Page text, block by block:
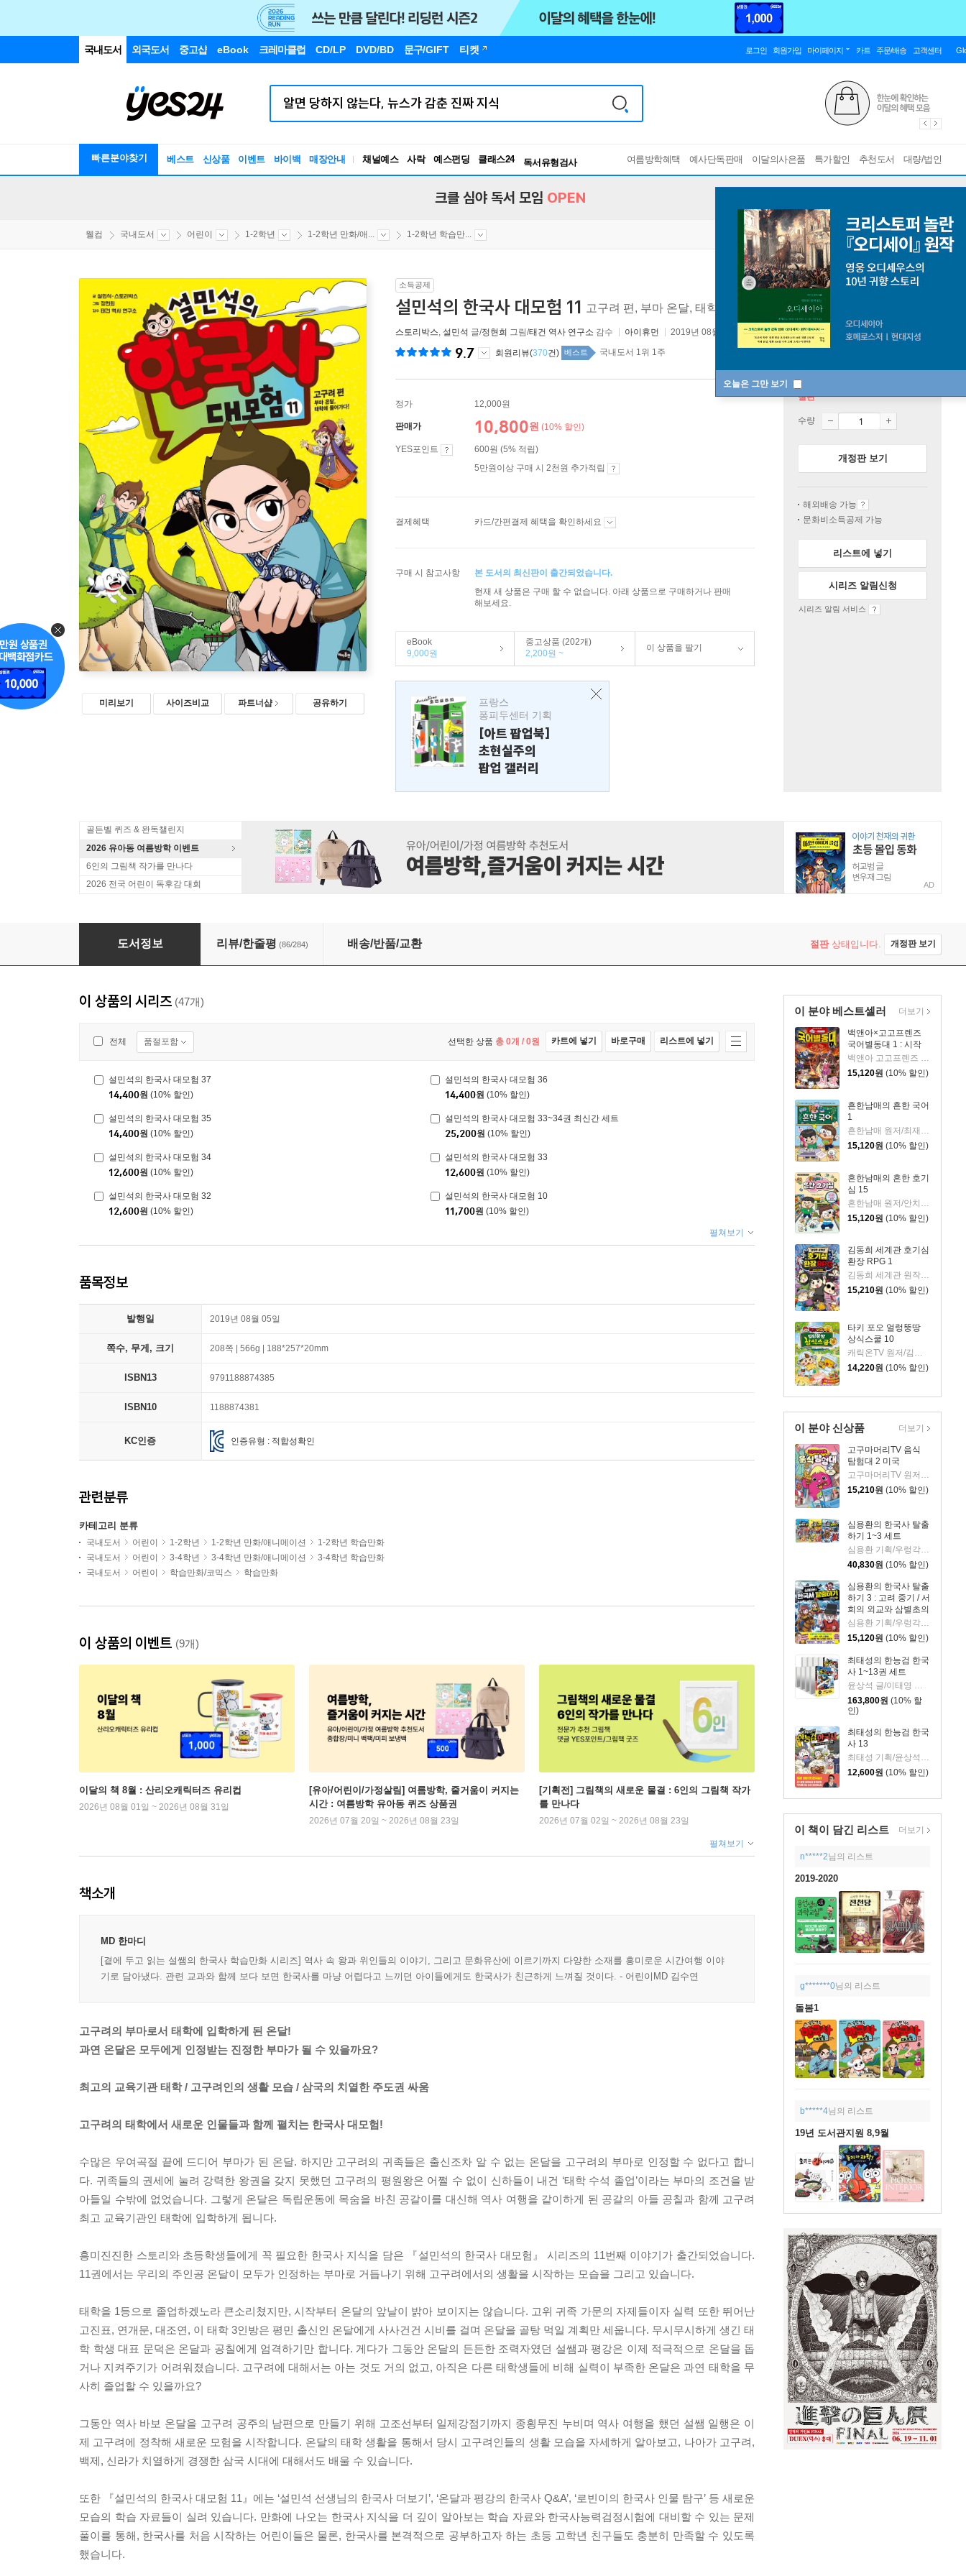
국내도서 외국도서 중고샵 eBook 크레마클럽 CD/LP DVD/BD 문구/GIFT 티켓 로그인 회원가입 마이페이지 카트 주문/배송 고객센터
빠른분야찾기 베스트 신상품 이벤트 바이백 매장안내 채널예스 사락 예스펀딩 클래스24
독서유형검사
RBTI Lab
여름방학혜택 예사단독판매 이달의사은품 특가할인 추천도서 대량/법인
오늘은 그만 보기
크클 심야 독서 모임 OPEN
웰컴 국내도서 어린이 1-2학년 1-2학년 만화/애... 1-2학년 학습만...
미리보기 사이즈비교 파트너샵 공유하기
소득공제
설민석의 한국사 대모험 11 고구려 편, 부마 온달, 태학에 들어가다! [ 친필사인인쇄본 ]
스토리박스, 설민석 글/정현희 그림/태건 역사 연구소 감수 아이휴먼 2019년 08월 05일
9.7 회원리뷰(370건) 베스트 국내도서 1위 1주
정가 12,000원
판매가 10,800원 (10% 할인)
YES포인트
600원 (5% 적립)
5만원이상 구매 시 2천원 추가적립
결제혜택 카드/간편결제 혜택을 확인하세요
구매 시 참고사항
본 도서의 최신판이 출간되었습니다.
현재 새 상품은 구매 할 수 없습니다. 아래 상품으로 구매하거나 판매
해보세요.
eBook
9,000원
중고상품 (202개)
2,200원 ~
이 상품을 팔기
프랑스
퐁피두센터 기획
[아트 팝업북]
초현실주의
팝업 갤러리
절판
수량
개정판 보기
해외배송 가능
문화비소득공제 가능
리스트에 넣기
시리즈 알림신청
시리즈 알림 서비스
골든벨 퀴즈 & 완독챌린지
2026 유아동 여름방학 이벤트
6인의 그림책 작가를 만나다
2026 전국 어린이 독후감 대회
AD
설민석의 한국사 대모험 11
도서정보 리뷰/한줄평 (86/284) 배송/반품/교환 절판상태입니다. 개정판 보기
이 분야 베스트셀러
백앤아×고고프렌즈
국어별동대 1 : 시작
백앤아 고고프렌즈 원저/한바리 글/정수영 그림/김선 감수
15,120원 (10% 할인)
흔한남매의 흔한 국어
1
흔한남매 원저/최재연 글/도니패밀리 그림
15,120원 (10% 할인)
흔한남매의 흔한 호기
심 15
흔한남매 원저/안치현 글/유난희 그림/이정모,흔한컴퍼니 감수
15,120원 (10% 할인)
김동희 세계관 호기심
환장 RPG 1
김동희 세계관 원작/박종은 글/이정태 그림
15,210원 (10% 할인)
타키 포오 얼렁뚱땅
상식스쿨 10
캐릭온TV 원저/김언정 글/조수현 그림/정효해 감수
14,220원 (10% 할인)
더보기
이 분야 신상품
고구마머리TV 음식
탐험대 2 미국
고구마머리TV 원저/서후 글/김기수 그림
15,210원 (10% 할인)
심용환의 한국사 탈출
하기 1~3 세트
심용환 기획/우렁각시탈 글/타니스튜디오 그림
40,830원 (10% 할인)
심용환의 한국사 탈출
하기 3 : 고려 중기 / 서
희의 외교와 삼별초의
투쟁 편
심용환 기획/우렁각시탈 글/타니스튜디오 그림
15,120원 (10% 할인)
최태성의 한능검 한국
사 1~13권 세트
윤상석 글/이태영 그림
163,800원 (10% 할
인)
최태성의 한능검 한국
사 13
최태성 기획/윤상석 글/이태영 그림
12,600원 (10% 할인)
더보기
이 책이 담긴 리스트 더보기
n*****2님의 리스트
2019-2020
g*******0님의 리스트
돌봄1
b*****4님의 리스트
19년 도서관지원 8,9월
이 상품의 시리즈 (47개)
전체 품절포함 선택한 상품 총 0개 / 0원 카트에 넣기 바로구매 리스트에 넣기
설민석의 한국사 대모험 37
14,400원 (10% 할인)
설민석의 한국사 대모험 36
14,400원 (10% 할인)
설민석의 한국사 대모험 35
14,400원 (10% 할인)
설민석의 한국사 대모험 33~34권 최신간 세트
25,200원 (10% 할인)
설민석의 한국사 대모험 34
12,600원 (10% 할인)
설민석의 한국사 대모험 33
12,600원 (10% 할인)
설민석의 한국사 대모험 32
12,600원 (10% 할인)
설민석의 한국사 대모험 10
11,700원 (10% 할인)
펼쳐보기
품목정보
발행일 2019년 08월 05일
쪽수, 무게, 크기 208쪽 | 566g | 188*257*20mm
ISBN13 9791188874385
ISBN10 1188874381
KC인증 인증유형 : 적합성확인
관련분류
카테고리 분류
국내도서 어린이 1-2학년 1-2학년 만화/애니메이션
1-2학년 학습만화
국내도서
어린이 3-4학년 3-4학년 만화/애니메이션
3-4학년 학습만화
국내도서
어린이 학습만화/코믹스 학습만화
이 상품의 이벤트 (9개)
이달의 책 8월 : 산리오캐릭터즈 유리컵
2026년 08월 01일 ~ 2026년 08월 31일
[유아/어린이/가정살림] 여름방학, 줄거움이 커지는
시간 : 여름방학 유아동 퀴즈 상품권
2026년 07월 20일 ~ 2026년 08월 23일
[기획전] 그림책의 새로운 물결 : 6인의 그림책 작가
를 만나다
2026년 07월 02일 ~ 2026년 08월 23일
펼쳐보기
책소개
MD 한마디
[곁에 두고 읽는 설쌤의 한국사 학습만화 시리즈] 역사 속 왕과 위인들의 이야기, 그리고 문화유산에 이르기까지 다양한 소재를 흥미로운 시간여행 이야
기로 담아냈다. 관련 교과와 함께 보다 보면 한국사를 마냥 어렵다고 느끼던 아이들에게도 한국사가 친근하게 느껴질 것이다. - 어린이MD 김수연
고구려의 부마로서 태학에 입학하게 된 온달!
과연 온달은 모두에게 인정받는 진정한 부마가 될 수 있을까요?
최고의 교육기관 태학 / 고구려인의 생활 모습 / 삼국의 치열한 주도권 싸움
고구려의 태학에서 새로운 인물들과 함께 펼치는 한국사 대모험!
수많은 우여곡절 끝에 드디어 부마가 된 온달. 하지만 고구려의 귀족들은 출신조차 알 수 없는 온달을 고구려의 부마로 인정할 수 없다고 합니
다. 귀족들의 권세에 눌려 강력한 왕권을 갖지 못했던 고구려의 평원왕은 어쩔 수 없이 신하들이 내건 ‘태학 수석 졸업’이라는 부마의 조건을 받
아들일 수밖에 없었습니다. 그렇게 온달은 독립운동에 목숨을 바친 공갈이를 대신해 역사 여행을 같이하게 된 공갈의 아들 공칠과 함께 고구려
최고 교육기관인 태학에 입학하게 됩니다.
흥미진진한 스토리와 초등학생들에게 꼭 필요한 한국사 지식을 담은 『설민석의 한국사 대모험』 시리즈의 11번째 이야기가 출간되었습니다.
11권에서는 우리의 주인공 온달이 모두가 인정하는 부마로 거듭나기 위해 고구려에서의 생활을 시작하는 모습을 그리고 있습니다.
태학을 1등으로 졸업하겠노라 큰소리쳤지만, 시작부터 온달의 앞날이 밝아 보이지는 않습니다. 고위 귀족 가문의 자제들이자 실력 또한 뛰어난
고진표, 연개문, 대조연, 이 태학 3인방은 평민 출신인 온달에게 사사건건 시비를 걸며 온달을 골탕 먹일 계획만 세웁니다. 무시무시하게 생긴 태
학 학생 대표 문덕은 온달과 공칠에게 엄격하기만 합니다. 게다가 그동안 온달의 든든한 조력자였던 설쌤과 평강은 이제 적극적으로 온달을 돕
거나 지켜주기가 어려워졌습니다. 고구려에 대해서는 아는 것도 거의 없고, 아직은 다른 태학생들에 비해 실력이 부족한 온달은 과연 태학을 무
사히 졸업할 수 있을까요?
그동안 역사 바보 온달을 고구려 공주의 남편으로 만들기 위해 고조선부터 일제강점기까지 종횡무진 누비며 역사 여행을 했던 설쌤 일행은 이
제 고구려에 정착해 새로운 모험을 시작합니다. 온달의 태학 생활을 통해서 당시 고구려인들의 생활 모습을 자세하게 알아보고, 나아가 고구려,
백제, 신라가 치열하게 경쟁한 삼국 시대에 대해서도 배울 수 있습니다.
또한 『설민석의 한국사 대모험 11』에는 ‘설민석 선생님의 한국사 더보기’, ‘온달과 평강의 한국사 Q&A’, ‘로빈이의 한국사 인물 탐구’ 등 새로운
모습의 학습 자료들이 실려 있습니다. 만화에 나오는 한국사 지식을 더 깊이 알아보는 학습 자료와 한국사능력검정시험에 대비할 수 있는 문제
풀이를 통해, 한국사를 처음 시작하는 어린이들은 물론, 한국사를 본격적으로 공부하고자 하는 초등 고학년 친구들도 충분히 만족할 수 있도록
했습니다.